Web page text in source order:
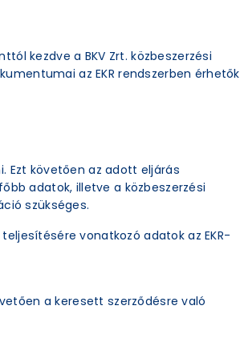
kezdve a BKV Zrt. közbeszerzési
az EKR rendszerben érhetők
Ezt követően az adott eljárás
adatok, illetve a közbeszerzési
szükséges.
vonatkozó adatok az EKR-
a keresett szerződésre való